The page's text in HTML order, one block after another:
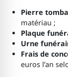
Pierre
matériau ;
Plaque
Urne
Frais de
euros l’an